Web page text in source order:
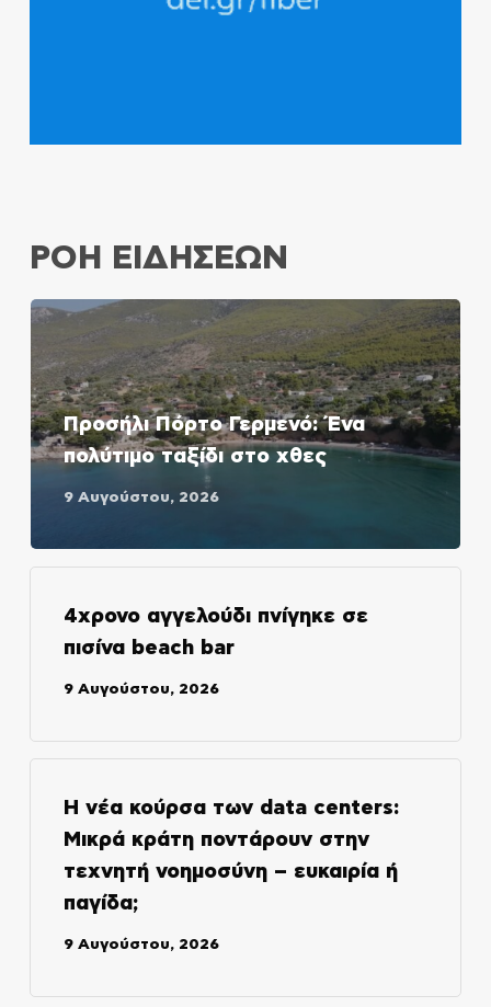
ΡΟΗ ΕΙΔΗΣΕΩΝ
Προσήλι Πόρτο Γερμενό: Ένα
πολύτιμο ταξίδι στο χθες
9 Αυγούστου, 2026
4χρονο αγγελούδι πνίγηκε σε
πισίνα beach bar
9 Αυγούστου, 2026
Η νέα κούρσα των data centers:
Μικρά κράτη ποντάρουν στην
τεχνητή νοημοσύνη – ευκαιρία ή
παγίδα;
9 Αυγούστου, 2026